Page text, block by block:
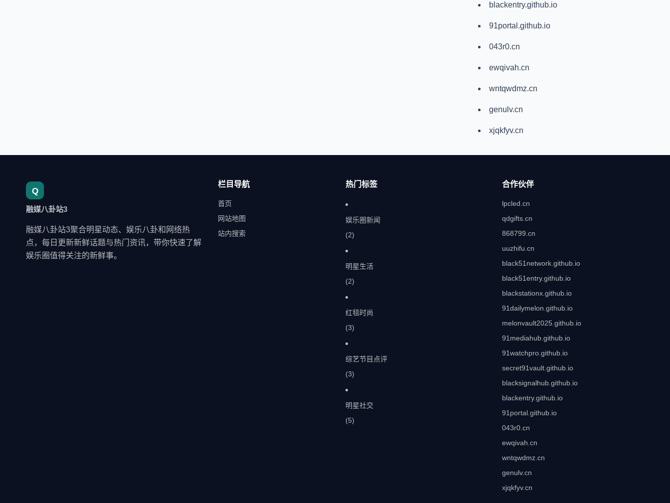
blackentry.github.io
91portal.github.io
043r0.cn
ewqivah.cn
wntqwdmz.cn
genulv.cn
xjqkfyv.cn
融媒八卦站3
融媒八卦站3聚合明星动态、娱乐八卦和网络热
点，每日更新新鲜话题与热门资讯，带你快速了解
娱乐圈值得关注的新鲜事。
栏目导航
首页
网站地图
站内搜索
热门标签
娱乐圈新闻
(2)
明星生活
(2)
红毯时尚
(3)
综艺节目点评
(3)
明星社交
(5)
合作伙伴
lpcled.cn
qdgifts.cn
868799.cn
uuzhifu.cn
black51network.github.io
black51entry.github.io
blackstationx.github.io
91dailymelon.github.io
melonvault2025.github.io
91mediahub.github.io
91watchpro.github.io
secret91vault.github.io
blacksignalhub.github.io
blackentry.github.io
91portal.github.io
043r0.cn
ewqivah.cn
wntqwdmz.cn
genulv.cn
xjqkfyv.cn